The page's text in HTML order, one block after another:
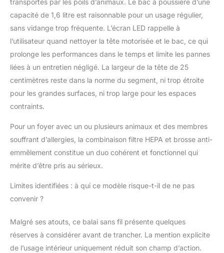
doigt. Des alertes intelligentes intégrées
vous rappellent quand il est temps de
nettoyer la brosse motorisée ou de vider le
bac à poussière – pour garantir des
durable. Technologie intuitive, nettoyage
maîtrisé – tout ce qu’il faut, affiché
clairement. 【Service Tout Compris –
Disponible 24h/24 et 7j/7 !】Notre
également accompagné d’un service client
fiable et réactif. Profitez de notre
assistance 24h/24 et 7j/7 – rapide,
sympathique et compétente! Que vous
ayez des questions sur l’utilisation, besoin
écrivez-nous à tout moment à l’adresse
support@circliotech.com – nous vous
sans souci – même après l’achat!
transportés par les poils d’animaux. Le bac à poussière d’une
capacité de 1,6 litre est raisonnable pour un usage régulier,
sans vidange trop fréquente. L’écran LED rappelle à
l’utilisateur quand nettoyer la tête motorisée et le bac, ce qui
prolonge les performances dans le temps et limite les pannes
liées à un entretien négligé. La largeur de la tête de 25
centimètres reste dans la norme du segment, ni trop étroite
pour les grandes surfaces, ni trop large pour les espaces
contraints.
Pour un foyer avec un ou plusieurs animaux et des membres
souffrant d’allergies, la combinaison filtre HEPA et brosse anti-
emmêlement constitue un duo cohérent et fonctionnel qui
mérite d’être pris au sérieux.
Limites identifiées : à qui ce modèle risque-t-il de ne pas
convenir ?
Malgré ses atouts, ce balai sans fil présente quelques
réserves à considérer avant de trancher. La mention explicite
de l’usage intérieur uniquement réduit son champ d’action.